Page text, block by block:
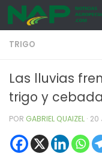
Skip to content
TRIGO
Las lluvias
trigo y cebada
POR GABRIEL QUAIZEL · 20